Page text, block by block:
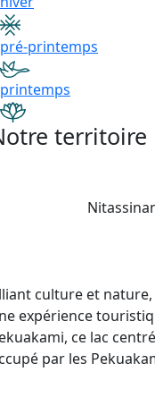
pré-printemps
printemps
territoire
culture et
expérience
ce lac
par les